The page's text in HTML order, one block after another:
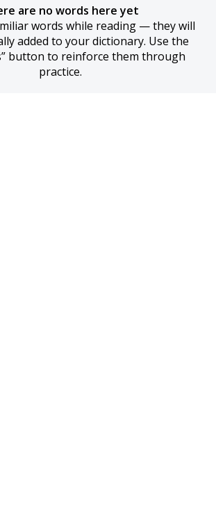
are no words here yet
words while reading — they will
added to your dictionary. Use the
button to reinforce them through
practice.